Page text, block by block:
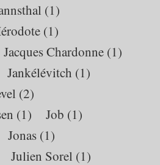
(1)
(1)
Jacques Chardonne (1)
Jankélévitch (1)
(2)
(1) Job (1)
Jonas (1)
Julien Sorel (1)